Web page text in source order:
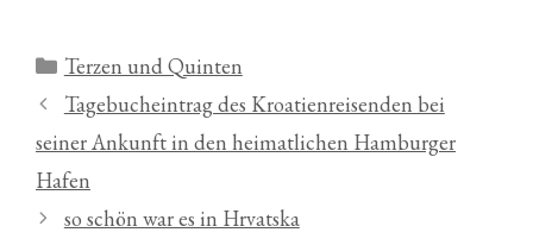
Kategorien
Terzen und Quinten
Tagebucheintrag des Kroatienreisenden bei
seiner Ankunft in den heimatlichen Hamburger
Hafen
so schön war es in Hrvatska